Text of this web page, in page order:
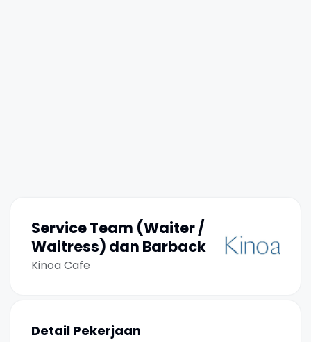
Service Team (Waiter /
Waitress) dan Barback
Kinoa Cafe
Detail Pekerjaan